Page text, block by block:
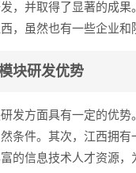
，并取得了显著的成
，虽然也有一些企业
块研发优势
发方面具有一定的优
条件。其次，江西拥
的信息技术人才资源，